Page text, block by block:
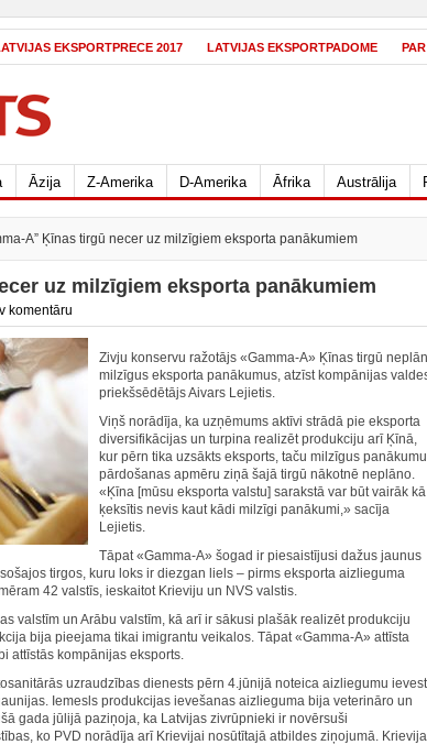
EKSPORTPRECE 2017 LATVIJAS EKSPORTPADOME
Āzija Z-Amerika D-Amerika Āfrika Austrālija
A” Ķīnas tirgū necer uz milzīgiem eksporta panākumiem
uz milzīgiem eksporta panākumiem
komentāru
Zivju konservu ražotājs «Gamma-A» Ķīnas tirgū
milzīgus eksporta panākumus, atzīst kompānijas
priekšsēdētājs Aivars Lejietis.
Viņš norādīja, ka uzņēmums aktīvi strādā pie eksporta
diversifikācijas un turpina realizēt produkciju arī Ķīnā,
kur pērn tika uzsākts eksports, taču milzīgus
pārdošanas apmēru ziņā šajā tirgū nākotnē neplāno.
«Ķīna [mūsu eksporta valstu] sarakstā var būt vairāk kā
ķeksītis nevis kaut kādi milzīgi panākumi,» sacīja
Lejietis.
Tāpat «Gamma-A» šogad ir piesaistījusi dažus jaunus
tirgos, kuru loks ir diezgan liels – pirms eksporta aizlieguma
42 valstīs, ieskaitot Krieviju un NVS valstis.
valstīm un Arābu valstīm, kā arī ir sākusi plašāk realizēt produkciju
bija pieejama tikai imigrantu veikalos. Tāpat «Gamma-A» attīsta
attīstās kompānijas eksports.
uzraudzības dienests pērn 4.jūnijā noteica aizliegumu ievest
Iemesls produkcijas ievešanas aizlieguma bija veterināro un
gada jūlijā paziņoja, ka Latvijas zivrūpnieki ir novērsuši
ko PVD norādīja arī Krievijai nosūtītajā atbildes ziņojumā. Krievija